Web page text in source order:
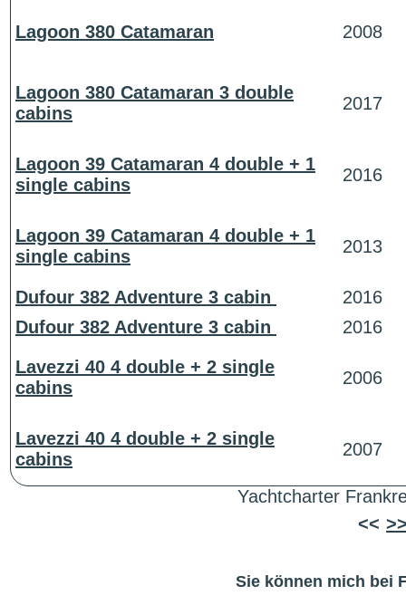
Lagoon 380 Catamaran 2008
Lagoon 380 Catamaran 3 double
cabins
2017
Lagoon 39 Catamaran 4 double + 1
single cabins
2016
Lagoon 39 Catamaran 4 double + 1
single cabins
2013
Dufour 382 Adventure 3 cabin
2016
Dufour 382 Adventure 3 cabin
2016
Lavezzi 40 4 double + 2 single
cabins
2006
Lavezzi 40 4 double + 2 single
cabins
2007
Yachtcharter
<<
Sie können mich bei